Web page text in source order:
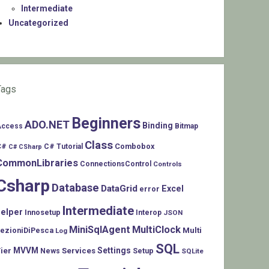
Intermediate
Uncategorized
ADO.NET Beginners Binding Bitmap
C# CSharp C# Tutorial Class Combobox
ConnectionsControl Controls
Database DataGrid error Excel
Innosetup Intermediate Interop JSON
Log MiniSqlAgent MultiClock Multi
MVVM News Services Settings Setup SQL SQLite